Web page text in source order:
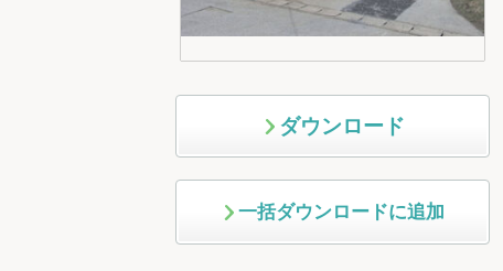
ダウンロード
一括ダウンロードに追加